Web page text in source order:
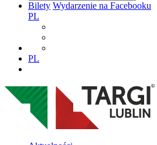
Bilety Wydarzenie na Facebooku
PL
PL